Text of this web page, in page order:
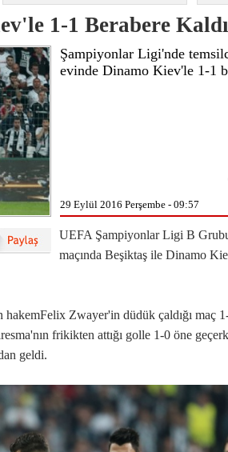
1-1 Berabere Kaldı
Şampiyonlar Ligi'nde
evinde Dinamo Kiev'le 1-1
29 Eylül 2016 Perşembe - 09:57
UEFA Şampiyonlar Ligi B
maçında Beşiktaş ile Dinamo
Zwayer'in düdük çaldığı maç
frikikten attığı golle 1-0 öne
geldi.